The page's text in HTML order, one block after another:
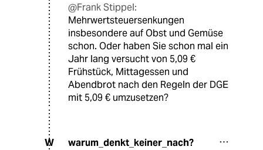
@Frank Stippel:
Mehrwertsteuersenkungen
insbesondere auf Obst und Gemüse
schon. Oder haben Sie schon mal ein
Jahr lang versucht von 5,09 €
Frühstück, Mittagessen und
Abendbrot nach den Regeln der DGE
mit 5,09 € umzusetzen?
W warum_denkt_keiner_nach?